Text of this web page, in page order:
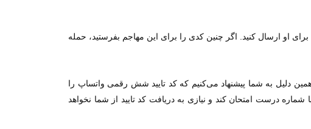
او ارسال کنید. اگر چنین کدی را برای این مهاجم بفرستید، حمله
دلیل به شما پیشنهاد می‌کنیم که کد تایید شش رقمی واتساپ را
درست امتحان کند و نیازی به دریافت کد تایید از شما نخواهد